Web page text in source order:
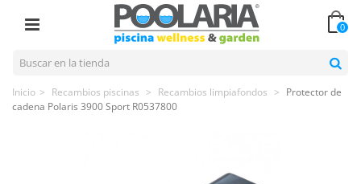
0
Inicio > Recambios piscinas > Recambios limpiafondos > Protector de
cadena Polaris 3900 Sport R0537800